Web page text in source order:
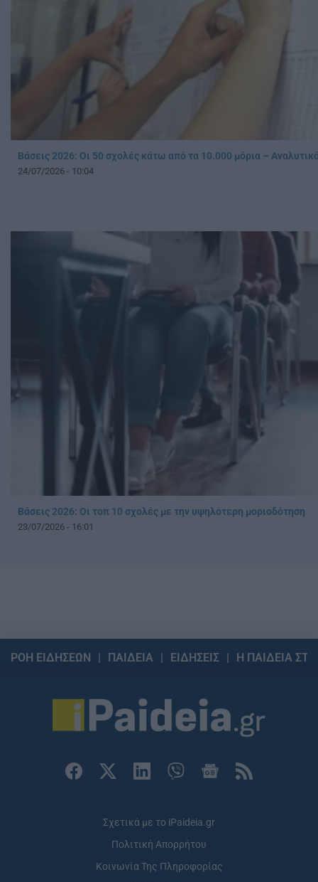
Βάσεις 2026: Οι 50 σχολές κάτω από τα 10.000 μόρια –
24/07/2026 - 10:04
Βάσεις 2026: Oι τοπ 10 σχολές με την υψηλότερη μοριοδότηση
23/07/2026 - 16:01
ΡΟΗ ΕΙΔΗΣΕΩΝ ΠΑΙΔΕΙΑ ΕΙΔΗΣΕΙΣ Η ΠΑΙΔΕΙΑ
Σχετικά με το iPaideia.gr
Πολιτική Απορρήτου
Κοινωνία Της Πληροφορίας